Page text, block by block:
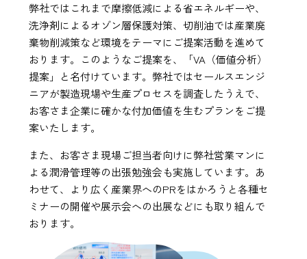
弊社ではこれまで摩擦低減による省エネルギーや、
洗浄剤によるオゾン層保護対策、切削油では産業廃
棄物削減策など環境をテーマにご提案活動を進めて
おります。このようなご提案を、「VA（価値分析）
提案」と名付けています。弊社ではセールスエンジ
ニアが製造現場や生産プロセスを調査したうえで、
お客さま企業に確かな付加価値を生むプランをご提
案いたします。
また、お客さま現場ご担当者向けに弊社営業マンに
よる潤滑管理等の出張勉強会も実施しています。あ
わせて、より広く産業界へのPRをはかろうと各種セ
ミナーの開催や展示会への出展などにも取り組んで
おります。